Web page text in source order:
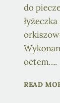
do
octem….
READ